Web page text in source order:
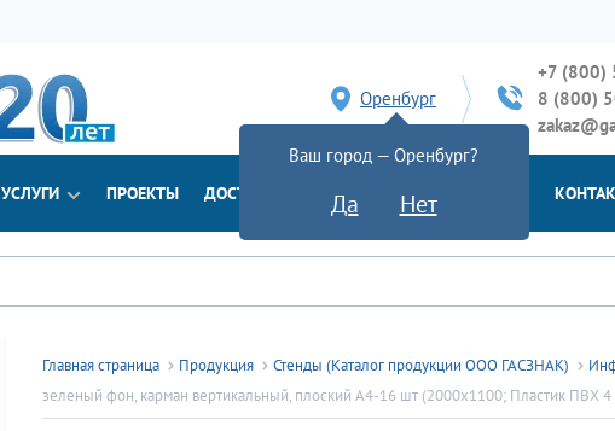
Оренбург
Ваш город — Оренбург?
Да Нет
+7 (800)
8 (800)
УСЛУГИ ПРОЕКТЫ ДОСТАВКА ДОКУМЕНТЫ
Главная страница Продукция Стенды (Каталог продукции ООО ГАСЗНАК)
зеленый фон, карман вертикальный, плоский А4-16 шт (2000х1100; Пластик ПВХ